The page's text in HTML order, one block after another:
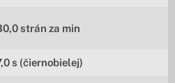
strán za min
s (čiernobielej)